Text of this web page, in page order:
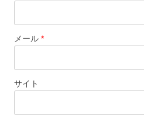
メール *
サイト